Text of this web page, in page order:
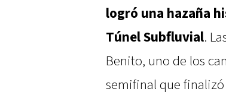
logró una hazaña
Túnel Subfluvial.
Benito, uno de los
semifinal que finalizó